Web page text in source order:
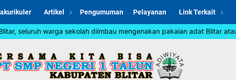
Artikel Pengumuman Pelayanan Link Terkait
seluruh warga sekolah diimbau mengenakan pakaian adat Blitar atau